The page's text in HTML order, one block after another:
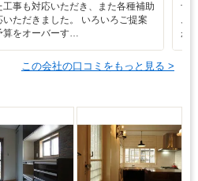
事も対応いただき、また各種補助
ただきました。 いろいろご提案
算をオーバーす…
予
ム
が
この会社の口コミをもっと見る >